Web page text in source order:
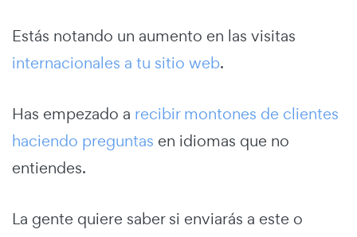
Estás notando un aumento en las visitas
internacionales a tu sitio web.
Has empezado a recibir montones de clientes
haciendo preguntas en idiomas que no
entiendes.
La gente quiere saber si enviarás a este o